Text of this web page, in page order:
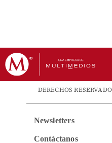
DERECHOS
Newsletters
Contáctanos